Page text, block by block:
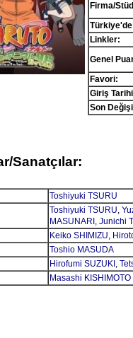
Firma/
Linkler:
Genel
Favori:
Giriş
Son
Sanatçılar:
Toshiyuki TSURU
Toshiyuki TSURU,
MASUNARI , Junichi
Keiko SHIMIZU,
Toshio MASUDA
Hirofumi SUZUKI ,
Masashi KISHIMOTO